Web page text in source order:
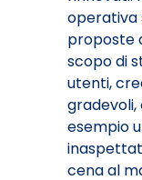
operativa
proposte
scopo di
utenti,
esempio
cena al